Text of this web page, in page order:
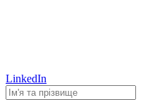
LinkedIn